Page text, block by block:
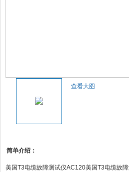
查看大图
简单介绍：
美国T3电缆故障测试仪AC120美国T3电缆故